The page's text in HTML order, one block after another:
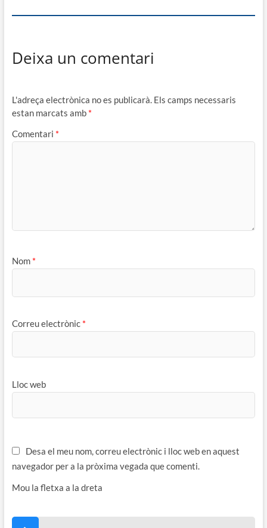
Deixa un comentari
L'adreça electrònica no es publicarà. Els camps necessaris
estan marcats amb *
Comentari *
Nom *
Correu electrònic *
Lloc web
Desa el meu nom, correu electrònic i lloc web en aquest
navegador per a la pròxima vegada que comenti.
Mou la fletxa a la dreta